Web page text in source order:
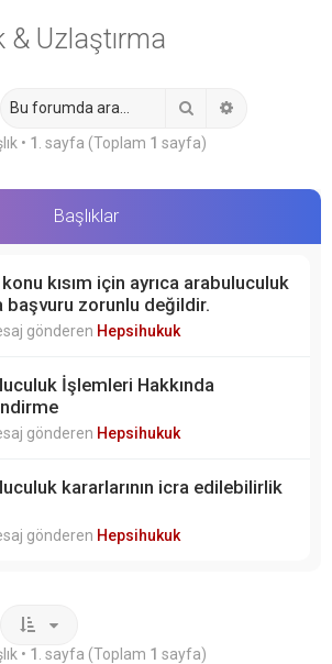
Uzlaştırma
• 1 . sayfa (Toplam 1 sayfa)
Başlıklar
kısım için ayrıca arabuluculuk
başvuru zorunlu değildir.
gönderen Hepsihukuk
İşlemleri Hakkında
gönderen Hepsihukuk
kararlarının icra edilebilirlik
gönderen Hepsihukuk
• 1 . sayfa (Toplam 1 sayfa)